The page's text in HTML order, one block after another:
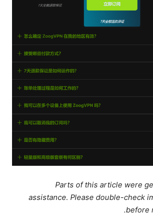
Parts of this article were
assistance. Please double-check
before